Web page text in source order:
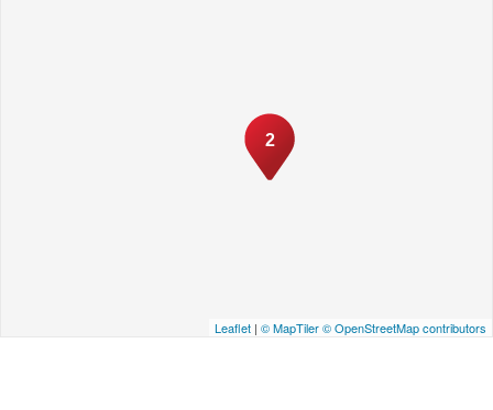
2
Leaflet | © MapTiler© OpenStreetMap contributors